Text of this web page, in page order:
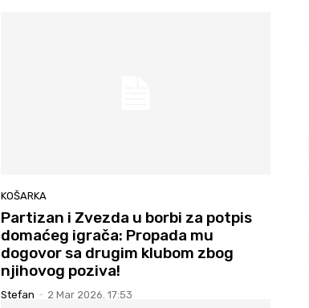
KOŠARKA
Partizan i Zvezda u borbi za potpis
domaćeg igrača: Propada mu
dogovor sa drugim klubom zbog
njihovog poziva!
Stefan - 2 Mar 2026. 17:53